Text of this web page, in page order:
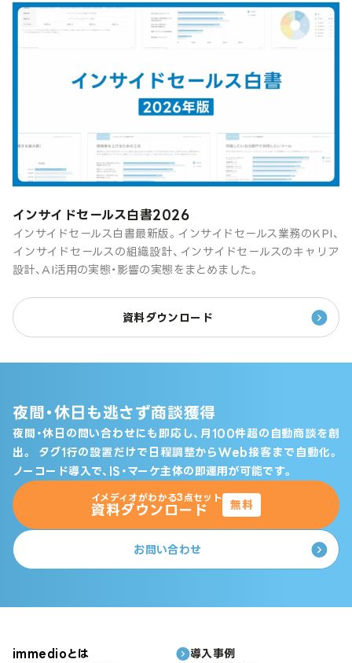
インサイドセールス白書2026
インサイドセールス白書最新版。インサイドセールス業務のKPI、
インサイドセールスの組織設計、インサイドセールスのキャリア
設計、AI活用の実態・影響の実態をまとめました。
資料ダウンロード
夜間・休日も逃さず商談獲得
夜間・休日の問い合わせにも即応し、月100件超の自動商談を創
出。
タグ1行の設置だけで日程調整からWeb接客まで自動化。
ノーコード導入で、IS・マーケ主体の即運用が可能です。
イメディオがわかる3点セット
資料ダウンロード 無料
お問い合わせ
immedioとは
導入事例